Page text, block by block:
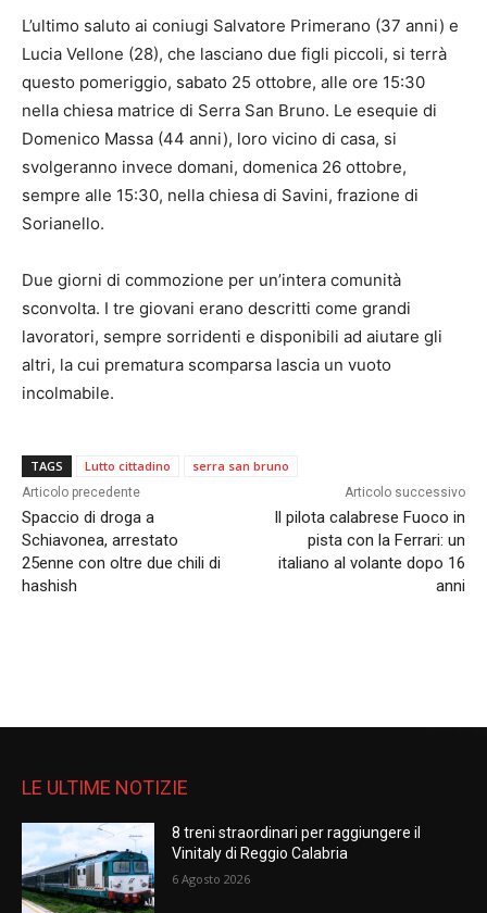
L’ultimo saluto ai coniugi Salvatore Primerano (37 anni) e
Lucia Vellone (28), che lasciano due figli piccoli, si terrà
questo pomeriggio, sabato 25 ottobre, alle ore 15:30
nella chiesa matrice di Serra San Bruno. Le esequie di
Domenico Massa (44 anni), loro vicino di casa, si
svolgeranno invece domani, domenica 26 ottobre,
sempre alle 15:30, nella chiesa di Savini, frazione di
Sorianello.
Due giorni di commozione per un’intera comunità
sconvolta. I tre giovani erano descritti come grandi
lavoratori, sempre sorridenti e disponibili ad aiutare gli
altri, la cui prematura scomparsa lascia un vuoto
incolmabile.
TAGS Lutto cittadino serra san bruno
Articolo precedente
Spaccio di droga a
Schiavonea, arrestato
25enne con oltre due chili di
hashish
Articolo successivo
Il pilota calabrese Fuoco in
pista con la Ferrari: un
italiano al volante dopo 16
anni
LE ULTIME NOTIZIE
8 treni straordinari per raggiungere il
Vinitaly di Reggio Calabria
6 Agosto 2026